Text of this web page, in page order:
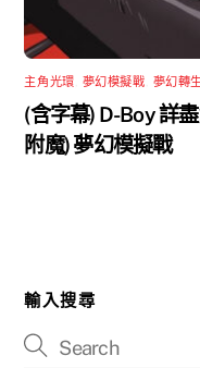
主角光環 夢幻模擬戰 夢幻轉生
(含字幕) D-Boy 詳
附魔) 夢幻模擬戰
輸入搜尋